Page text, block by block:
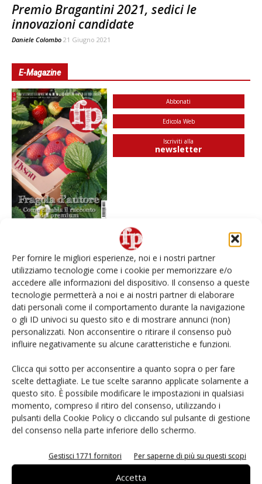
Per fornire le migliori esperienze, noi e i nostri partner
utilizziamo tecnologie come i cookie per memorizzare e/o
accedere alle informazioni del dispositivo. Il consenso a queste
tecnologie permetterà a noi e ai nostri partner di elaborare
dati personali come il comportamento durante la navigazione
o gli ID univoci su questo sito e di mostrare annunci (non)
personalizzati. Non acconsentire o ritirare il consenso può
influire negativamente su alcune caratteristiche e funzioni.
Clicca qui sotto per acconsentire a quanto sopra o per fare
scelte dettagliate. Le tue scelte saranno applicate solamente a
questo sito. È possibile modificare le impostazioni in qualsiasi
momento, compreso il ritiro del consenso, utilizzando i
pulsanti della Cookie Policy o cliccando sul pulsante di gestione
del consenso nella parte inferiore dello schermo.
Gestisci 1771 fornitori Per saperne di più su questi scopi
Accetta
Premio Bragantini 2021, sedici le
innovazioni candidate
Daniele Colombo 21 Giugno 2021
E-Magazine
Abbonati
Edicola Web
Iscriviti alla
newsletter
I più visti
Spazio Conad: continua la conversione dei punti di
vendita
Non è una susina: è Metis… e può rivoluzionare la
categoria
Andamento prezzi ortofrutta in Italia al 27 luglio
2026
Leonardo Odorizzi: “Dobbiamo creare stupore nel
punto di vendita” #vocidellortofrutta
L’ortofrutta di Extra Supermercati tra localismo e
Ai #Repartofresh